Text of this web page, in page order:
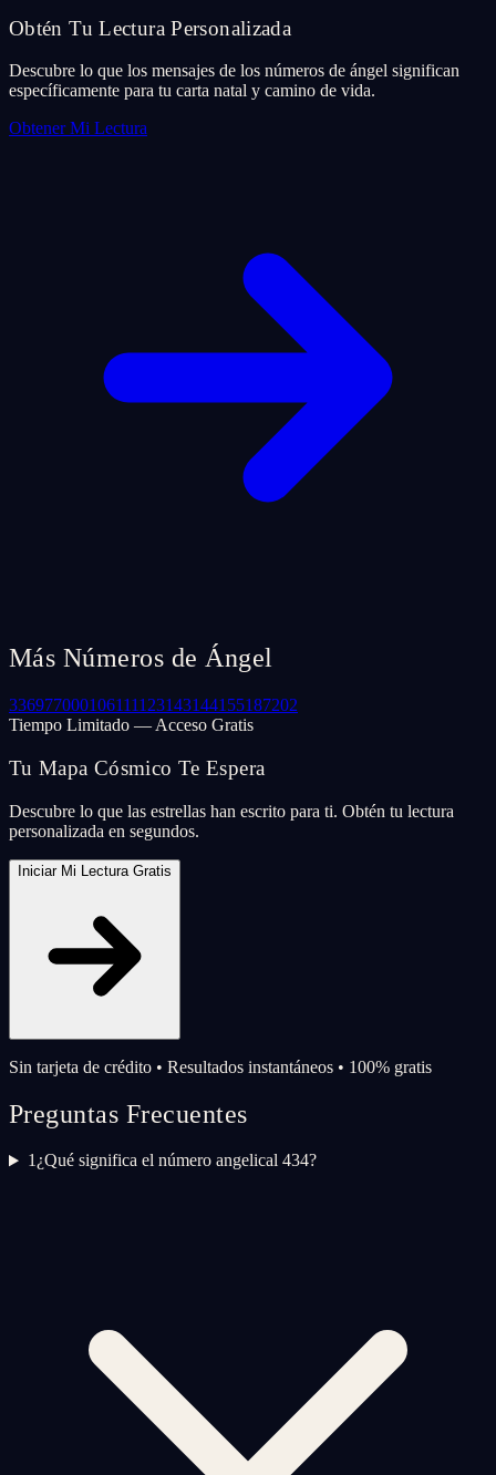
Obtén Tu Lectura Personalizada
Descubre lo que los mensajes de los números de ángel significan
específicamente para tu carta natal y camino de vida.
Obtener Mi Lectura
Más Números de Ángel
336977000106111123143144155187202
Tiempo Limitado — Acceso Gratis
Tu Mapa Cósmico Te Espera
Descubre lo que las estrellas han escrito para ti. Obtén tu lectura
personalizada en segundos.
Iniciar Mi Lectura Gratis
Sin tarjeta de crédito • Resultados instantáneos • 100% gratis
Preguntas Frecuentes
1¿Qué significa el número angelical 434?